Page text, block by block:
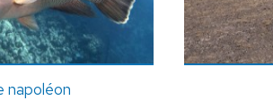
napoléon